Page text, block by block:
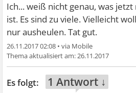
Ich... weiß nicht genau, was
ist. Es sind zu viele. Vielleicht
nur ausheulen. Tat gut.
26.11.2017 02:08 •
26.11.2017
1 Antwort ↓